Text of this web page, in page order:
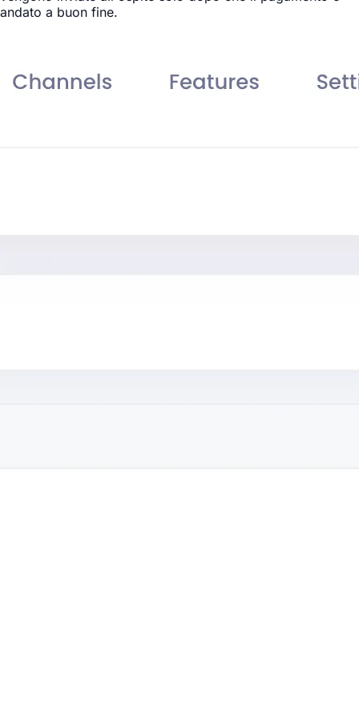
andato a buon fine.